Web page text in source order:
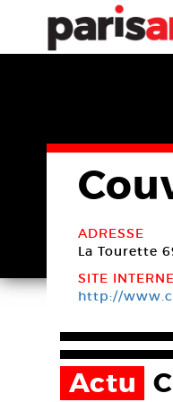
ADRESSE
La Tourette
SITE
http://
Actu